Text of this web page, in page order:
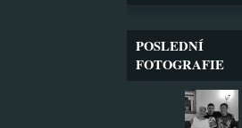
POSLEDNÍ
FOTOGRAFIE